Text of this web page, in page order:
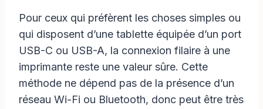
Pour ceux qui préfèrent les choses simples ou
qui disposent d’une tablette équipée d’un port
USB-C ou USB-A, la connexion filaire à une
imprimante reste une valeur sûre. Cette
méthode ne dépend pas de la présence d’un
réseau Wi-Fi ou Bluetooth, donc peut être très